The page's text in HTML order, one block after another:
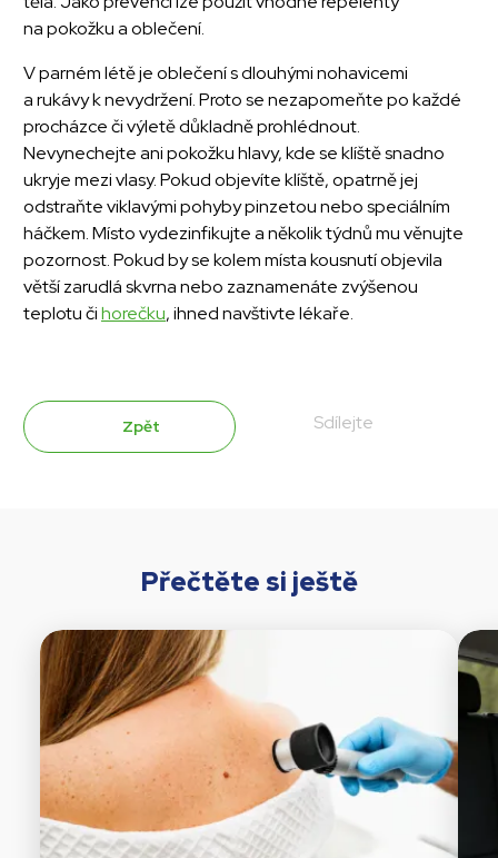
na pokožku a oblečení.
V parném létě je oblečení s dlouhými nohavicemi
a rukávy k nevydržení. Proto se nezapomeňte po každé
procházce či výletě důkladně prohlédnout.
Nevynechejte ani pokožku hlavy, kde se klíště snadno
ukryje mezi vlasy. Pokud objevíte klíště, opatrně jej
odstraňte viklavými pohyby pinzetou nebo speciálním
háčkem. Místo vydezinfikujte a několik týdnů mu věnujte
pozornost. Pokud by se kolem místa kousnutí objevila
větší zarudlá skvrna nebo zaznamenáte zvýšenou
teplotu čihorečku, ihned navštivte lékaře.
Zpět Sdílejte
Přečtěte si ještě